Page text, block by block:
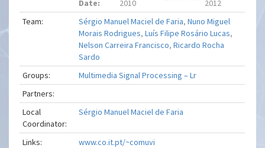
Date:
2010
2012
Team:
Sérgio Manuel Maciel de Faria,Nuno Miguel
Morais Rodrigues,Luís Filipe Rosário Lucas,
Nelson Carreira Francisco,Ricardo Rocha
Sardo
Groups:
Multimedia Signal Processing – Lr
Partners:
Local
Coordinator:
Sérgio Manuel Maciel de Faria
Links: www.co.it.pt/~comuvi